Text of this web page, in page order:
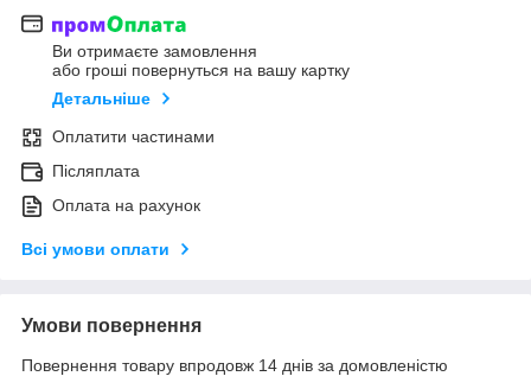
Ви отримаєте замовлення
або гроші повернуться на вашу картку
Детальніше
Оплатити частинами
Післяплата
Оплата на рахунок
Всі умови оплати
Умови повернення
Повернення товару впродовж 14 днів за домовленістю